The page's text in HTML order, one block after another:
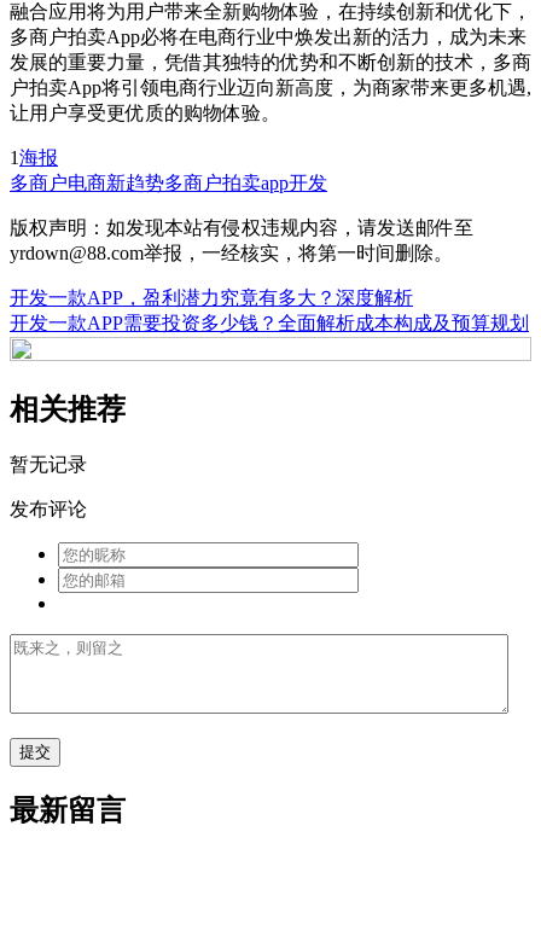
融合应用将为用户带来全新购物体验，在持续创新和优化下，
多商户拍卖App必将在电商行业中焕发出新的活力，成为未来
发展的重要力量，凭借其独特的优势和不断创新的技术，多商
户拍卖App将引领电商行业迈向新高度，为商家带来更多机遇,
让用户享受更优质的购物体验。
1海报
多商户电商新趋势多商户拍卖app开发
版权声明：如发现本站有侵权违规内容，请发送邮件至
yrdown@88.com举报，一经核实，将第一时间删除。
开发一款APP，盈利潜力究竟有多大？深度解析
开发一款APP需要投资多少钱？全面解析成本构成及预算规划
相关推荐
暂无记录
发布评论
最新留言